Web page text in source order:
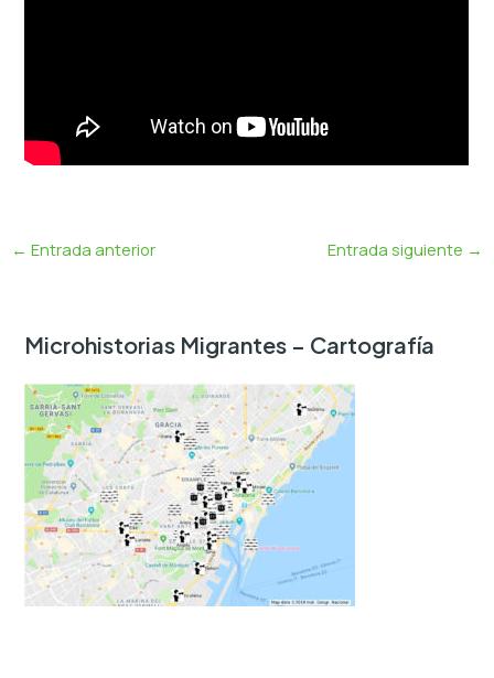
← Entrada anterior Entrada siguiente →
Microhistorias Migrantes – Cartografía